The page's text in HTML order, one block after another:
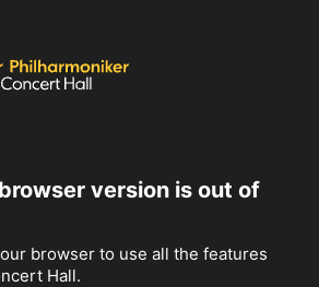
version is out of
browser to use all the features
Hall.